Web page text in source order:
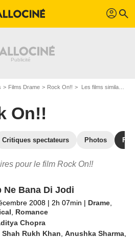
profil search
Films Drame Rock On!! Les films similaires à "Rock On!!"
On!!
Critiques spectateurs Photos
pour le film Rock On!!
Ne Bana Di Jodi
2008 | 2h 07min | Drame
Romance
Chopra
Shah Rukh Khan ,Anushka Sharma